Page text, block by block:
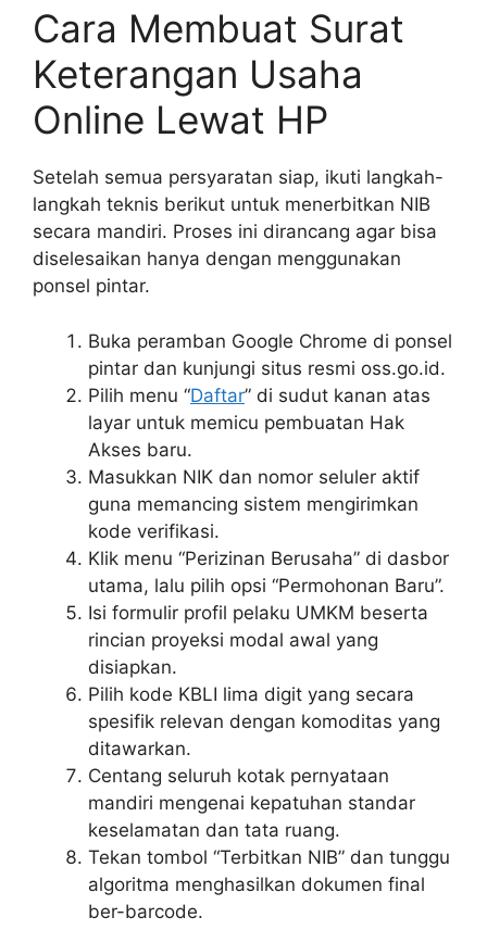
Cara Membuat Surat
Keterangan Usaha
Online Lewat HP
Setelah semua persyaratan siap, ikuti langkah-
langkah teknis berikut untuk menerbitkan NIB
secara mandiri. Proses ini dirancang agar bisa
diselesaikan hanya dengan menggunakan
ponsel pintar.
Buka peramban Google Chrome di ponsel
pintar dan kunjungi situs resmi oss.go.id.
Pilih menu “Daftar” di sudut kanan atas
layar untuk memicu pembuatan Hak
Akses baru.
Masukkan NIK dan nomor seluler aktif
guna memancing sistem mengirimkan
kode verifikasi.
Klik menu “Perizinan Berusaha” di dasbor
utama, lalu pilih opsi “Permohonan Baru”.
Isi formulir profil pelaku UMKM beserta
rincian proyeksi modal awal yang
disiapkan.
Pilih kode KBLI lima digit yang secara
spesifik relevan dengan komoditas yang
ditawarkan.
Centang seluruh kotak pernyataan
mandiri mengenai kepatuhan standar
keselamatan dan tata ruang.
Tekan tombol “Terbitkan NIB” dan tunggu
algoritma menghasilkan dokumen final
ber-barcode.